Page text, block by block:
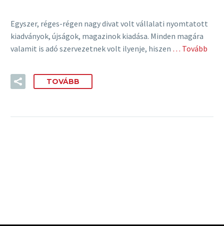
Egyszer, réges-régen nagy divat volt vállalati nyomtatott
kiadványok, újságok, magazinok kiadása. Minden magára
valamit is adó szervezetnek volt ilyenje, hiszen … Tovább
TOVÁBB